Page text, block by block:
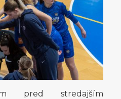
pred stredajším